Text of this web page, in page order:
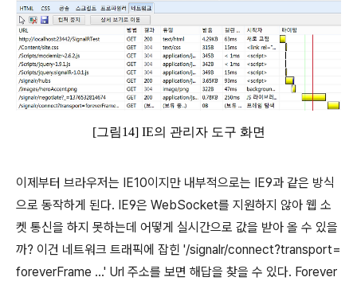
[그림14] IE의 관리자 도구 화면
이제부터 브라우저는 IE10이지만 내부적으로는 IE9과 같은 방식
으로 동작하게 된다. IE9은 WebSocket를 지원하지 않아 웹 소
켓 통신을 하지 못하는데 어떻게 실시간으로 값을 받아 올 수 있을
까? 이건 네트워크 트래픽에 잡힌 '/signalr/connect?transport=
foreverFrame ...' Url 주소를 보면 해답을 찾을 수 있다. Forever